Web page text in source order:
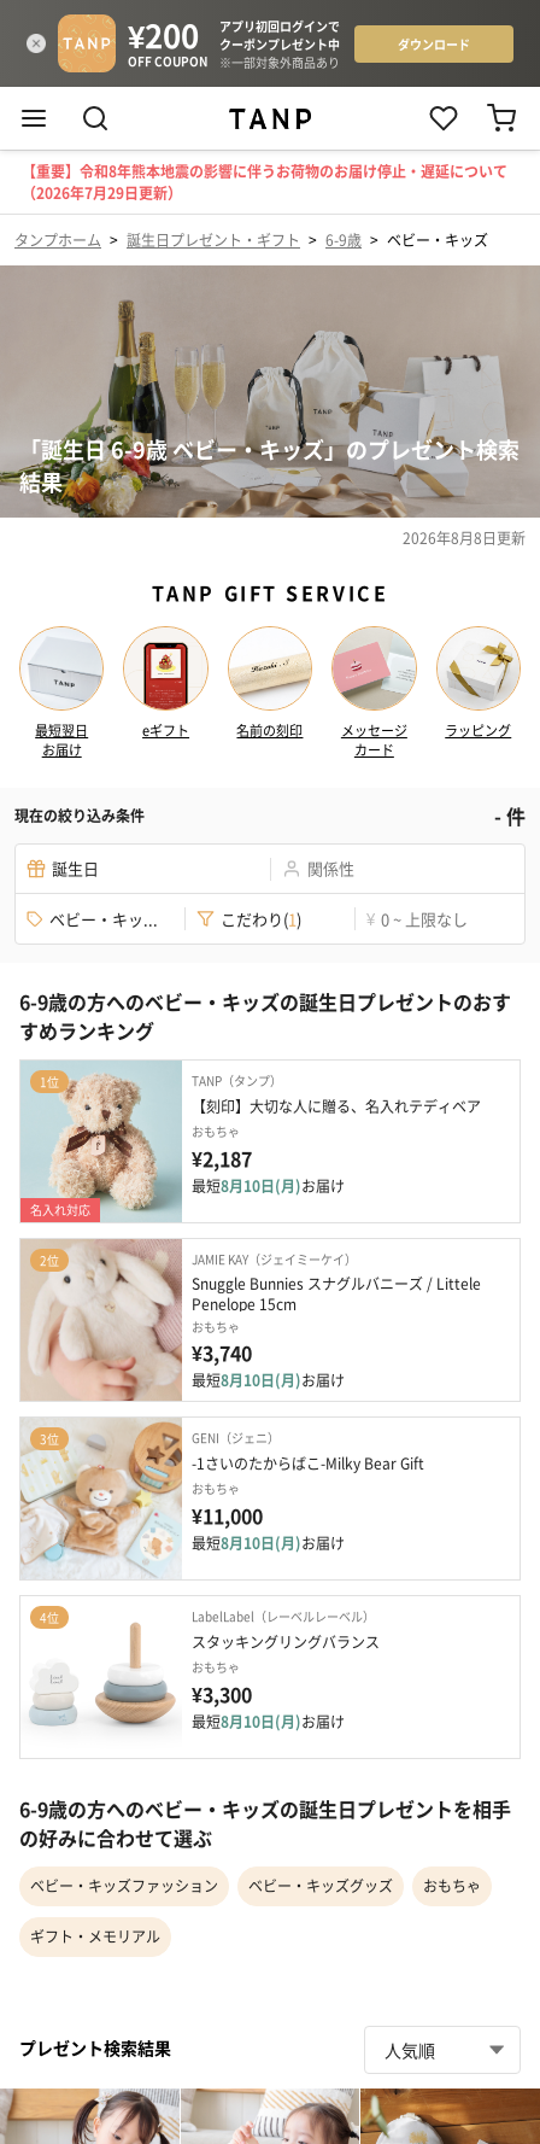
【重要】令和8年熊本地震の影響に伴うお荷物のお届け停止・遅延について
（2026年7月29日更新）
タンプホーム > 誕生日プレゼント・ギフト > 6-9歳 > ベビー・キッズ
「誕生日 6-9歳 ベビー・キッズ」のプレゼント検索
結果
2026年8月8日更新
TANP GIFT SERVICE
最短翌日
お届け
eギフト 名前の刻印
メッセージ
カード
ラッピング
現在の絞り込み条件 -件
誕生日 関係性
ベビー・キッ... こだわり(1) ¥ 0 ~ 上限なし
6-9歳の方へのベビー・キッズの誕生日プレゼントのおす
すめランキング
1位
名入れ対応
TANP（タンプ）
【刻印】大切な人に贈る、名入れテディベア
おもちゃ
¥2,187
最短8月10日(月)お届け
2位 JAMIE KAY（ジェイミーケイ）
Snuggle Bunnies スナグルバニーズ / Littele
Penelope 15cm
おもちゃ
¥3,740
最短8月10日(月)お届け
3位 GENI（ジェニ）
-1さいのたからばこ-Milky Bear Gift
おもちゃ
¥11,000
最短8月10日(月)お届け
4位 LabelLabel（レーベルレーベル）
スタッキングリングバランス
おもちゃ
¥3,300
最短8月10日(月)お届け
6-9歳の方へのベビー・キッズの誕生日プレゼントを相手
の好みに合わせて選ぶ
ベビー・キッズファッション ベビー・キッズグッズ おもちゃ
ギフト・メモリアル
プレゼント検索結果